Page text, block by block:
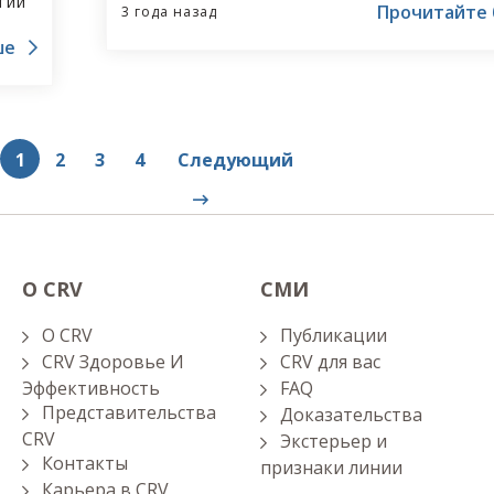
проблеме роста затрат на корма.
3 года назад
1 2 3 4 Следующий
О CRV
O CRV
CRV Здоровье И
Эффективность
Представительства
CRV
Контакты
СМИ
Публикации
CRV для вас
FAQ
Доказательства
Экстерьер и
признаки линии